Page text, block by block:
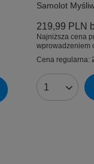
Samolot
219,99 PLN
Najniższa cena
wprowadzeniem
Cena regularna:
Ilość